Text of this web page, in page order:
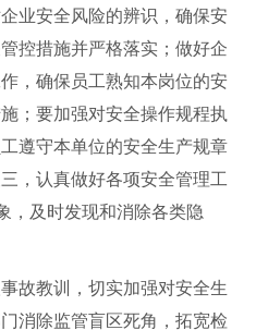
业安全风险的辨识，确保安
控措施并严格落实；做好企
，确保员工熟知本岗位的安
；要加强对安全操作规程执
遵守本单位的安全生产规章
，认真做好各项安全管理工
，及时发现和消除各类隐
故教训，切实加强对安全生
消除监管盲区死角，拓宽检